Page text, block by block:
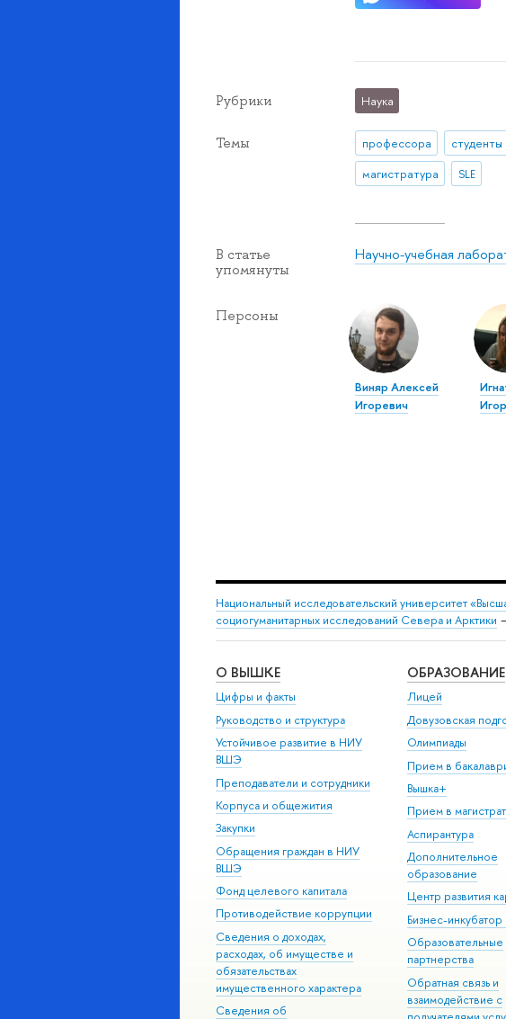
Рубрики Наука
Темы профессора студенты
магистратура
SLE
В статье
упомянуты
Научно-учебная
Персоны
Виняр Алексей
Игоревич
Национальный исследовательский университет
социогуманитарных исследований Севера и Арктики
О ВЫШКЕ
Цифры и факты
Руководство и структура
Устойчивое развитие в НИУ
ВШЭ
Преподаватели и сотрудники
Корпуса и общежития
Закупки
Обращения граждан в НИУ
ВШЭ
Фонд целевого капитала
Противодействие коррупции
Сведения о доходах,
расходах, об имуществе и
обязательствах
имущественного характера
Сведения об
ОБРАЗОВАНИЕ
Лицей
Довузовская
Олимпиады
Прием в
Вышка+
Прием в
Аспирантура
Дополнительное
образование
Центр развития
Бизнес-
Образовательные
партнерства
Обратная связь и
взаимодействие с